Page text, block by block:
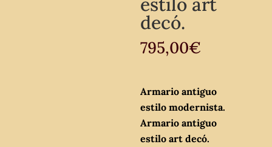
decó.
795,00€
Armario antiguo
estilo modernista.
Armario antiguo
estilo art decó.